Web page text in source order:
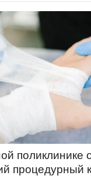
поликлинике
процедурный